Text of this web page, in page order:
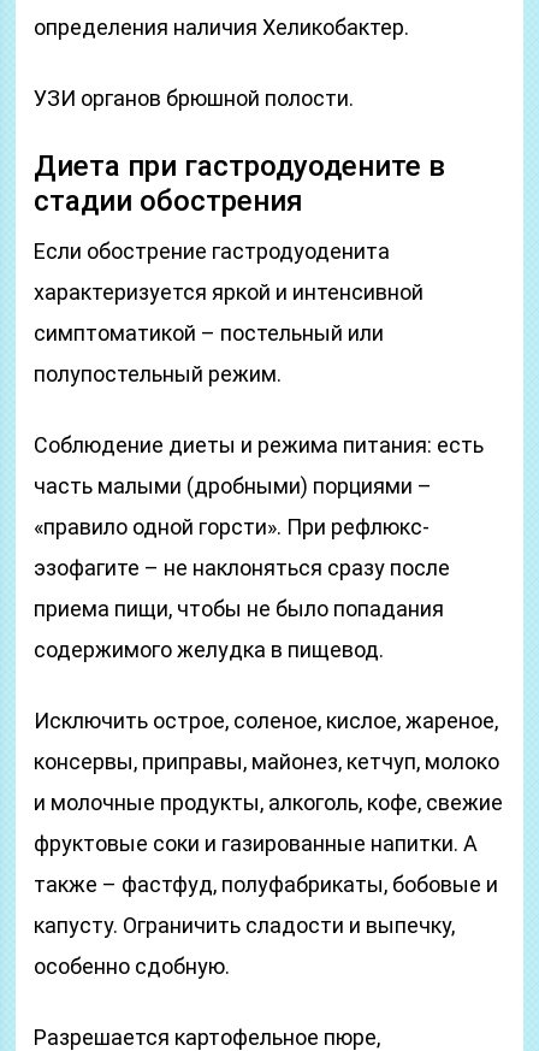
определения наличия Хеликобактер.
УЗИ органов брюшной полости.
Диета при гастродуодените в
стадии обострения
Если обострение гастродуоденита
характеризуется яркой и интенсивной
симптоматикой – постельный или
полупостельный режим.
Соблюдение диеты и режима питания: есть
часть малыми (дробными) порциями –
«правило одной горсти». При рефлюкс-
эзофагите – не наклоняться сразу после
приема пищи, чтобы не было попадания
содержимого желудка в пищевод.
Исключить острое, соленое, кислое, жареное,
консервы, приправы, майонез, кетчуп, молоко
и молочные продукты, алкоголь, кофе, свежие
фруктовые соки и газированные напитки. А
также – фастфуд, полуфабрикаты, бобовые и
капусту. Ограничить сладости и выпечку,
особенно сдобную.
Разрешается картофельное пюре,